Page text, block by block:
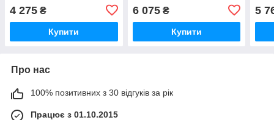
4 275 ₴
Купити
6 075₴
Купити
5
Про нас
100% позитивних з 30 відгуків за рік
Працює з 01.10.2015